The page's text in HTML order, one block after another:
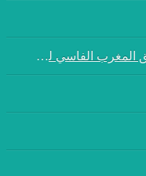
في الجمع العام الثالث لفريق المغرب الفاسي لكرة القدم: